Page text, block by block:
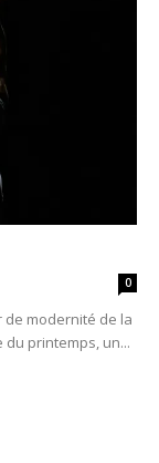
0
de modernité de la
du printemps, un...